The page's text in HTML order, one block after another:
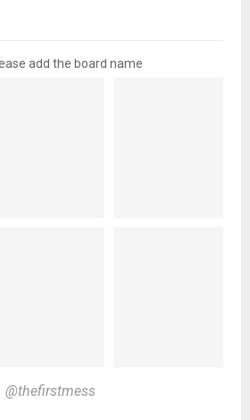
add the board name
@thefirstmess